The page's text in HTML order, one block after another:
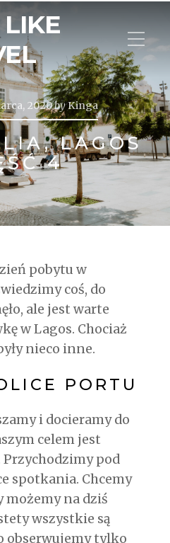
2020byKinga
LAGOS
4
pobytu w
coś, do
ale jest warte
w Lagos. Chociaż
nieco inne.
PORTU
i docieramy do
celem jest
Przychodzimy pod
spotkania. Chcemy
możemy na dziś
wszystkie są
obserwujemy tylko